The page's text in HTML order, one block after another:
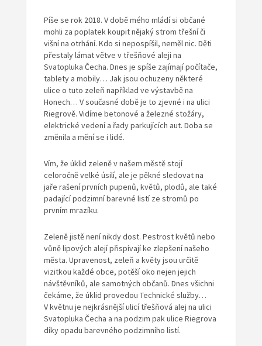
Píše se rok 2018. V době mého mládí si občané
mohli za poplatek koupit nějaký strom třešní či
višní na otrhání. Kdo si nepospíšil, neměl nic. Děti
přestaly lámat větve v třešňové aleji na
Svatopluka Čecha. Dnes je spíše zajímají počítače,
tablety a mobily… Jak jsou ochuzeny některé
ulice o tuto zeleň například ve výstavbě na
Honech… V současné době je to zjevné i na ulici
Riegrově. Vidíme betonové a železné stožáry,
elektrické vedení a řady parkujících aut. Doba se
změnila a mění se i lidé.
Vím, že úklid zeleně v našem městě stojí
celoročně velké úsilí, ale je pěkné sledovat na
jaře rašení prvních pupenů, květů, plodů, ale také
padající podzimní barevné listí ze stromů po
prvním mrazíku.
Zeleně jistě není nikdy dost. Pestrost květů nebo
vůně lipových alejí přispívají ke zlepšení našeho
města. Upravenost, zeleň a květy jsou určitě
vizitkou každé obce, potěší oko nejen jejich
návštěvníků, ale samotných občanů. Dnes všichni
čekáme, že úklid provedou Technické služby…
V květnu je nejkrásnější ulicí třešňová alej na ulici
Svatopluka Čecha a na podzim pak ulice Riegrova
díky opadu barevného podzimního listí.